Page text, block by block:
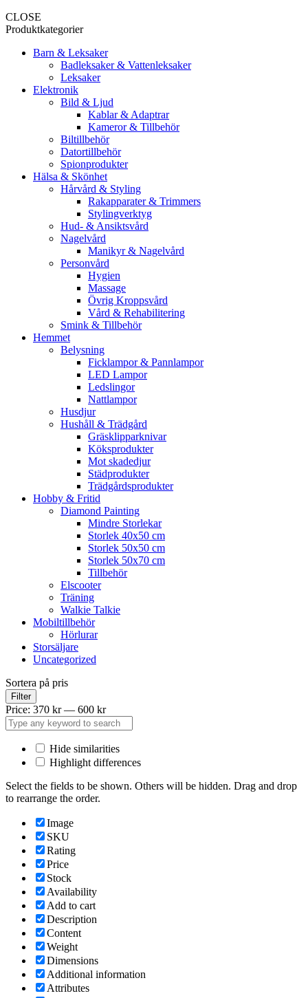
CLOSE
Produktkategorier
Barn & Leksaker
Badleksaker & Vattenleksaker
Leksaker
Elektronik
Bild & Ljud
Kablar & Adaptrar
Kameror & Tillbehör
Biltillbehör
Datortillbehör
Spionprodukter
Hälsa & Skönhet
Hårvård & Styling
Rakapparater & Trimmers
Stylingverktyg
Hud- & Ansiktsvård
Nagelvård
Manikyr & Nagelvård
Personvård
Hygien
Massage
Övrig Kroppsvård
Vård & Rehabilitering
Smink & Tillbehör
Hemmet
Belysning
Ficklampor & Pannlampor
LED Lampor
Ledslingor
Nattlampor
Husdjur
Hushåll & Trädgård
Gräsklipparknivar
Köksprodukter
Mot skadedjur
Städprodukter
Trädgårdsprodukter
Hobby & Fritid
Diamond Painting
Mindre Storlekar
Storlek 40x50 cm
Storlek 50x50 cm
Storlek 50x70 cm
Tillbehör
Elscooter
Träning
Walkie Talkie
Mobiltillbehör
Hörlurar
Storsäljare
Uncategorized
Sortera på pris
Filter
Price: 370 kr— 600 kr
Hide similarities
Highlight differences
Select the fields to be shown. Others will be hidden. Drag and drop
to rearrange the order.
Image
SKU
Rating
Price
Stock
Availability
Add to cart
Description
Content
Weight
Dimensions
Additional information
Attributes